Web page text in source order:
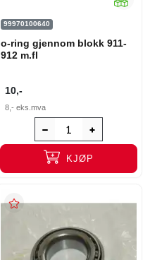
99970100640
o-ring gjennom blokk 911-
912 m.fl
10,-
8,- eks.mva
KJØP